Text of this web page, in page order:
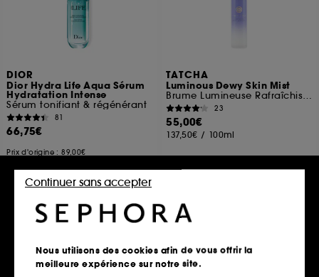
DIOR
Dior Hydra Life Aqua Sérum
Hydratation Intense
Sérum tonifiant & régénérant
81
66,75€
Prix d'origine : 89,00€
Ajouter au panier
TATCHA
Luminous Dewy Skin Mist
Brume Lumineuse Rafraîchissante
23
55,00€
137,50€ / 100ml
Nous utilisons des cookies afin de vous offrir la
meilleure expérience sur notre site.
Continuer sans accepter